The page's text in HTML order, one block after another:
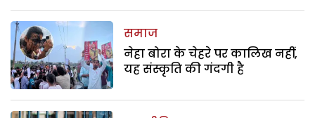
समाज
नेहा बोरा के चेहरे पर कालिख नहीं,
यह संस्कृति की गंदगी है